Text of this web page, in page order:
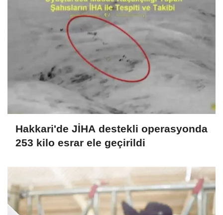
Hakkari'de JİHA destekli operasyonda
253 kilo esrar ele geçirildi